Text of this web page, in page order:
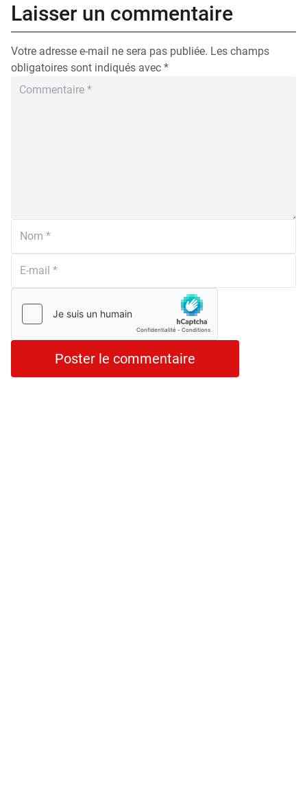
Laisser un commentaire
Votre adresse e-mail ne sera pas publiée. Les champs
obligatoires sont indiqués avec *